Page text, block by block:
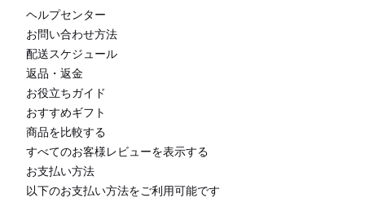
ヘルプセンター
お問い合わせ方法
配送スケジュール
返品・返金
お役立ちガイド
おすすめギフト
商品を比較する
すべてのお客様レビューを表示する
お支払い方法
以下のお支払い方法をご利用可能です